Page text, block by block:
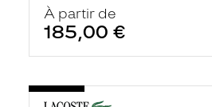
À partir de
185,00 €